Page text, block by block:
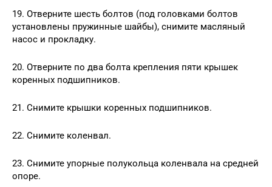
19. Отверните шесть болтов (под головками болтов
установлены пружинные шайбы), снимите масляный
насос и прокладку.
20. Отверните по два болта крепления пяти крышек
коренных подшипников.
21. Снимите крышки коренных подшипников.
22. Снимите коленвал.
23. Снимите упорные полукольца коленвала на средней
опоре.